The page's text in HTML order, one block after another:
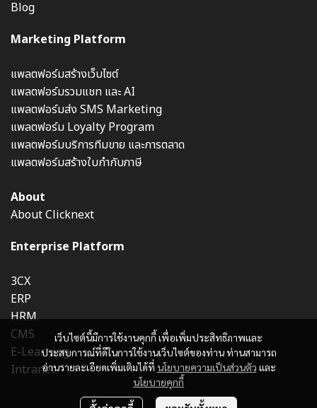
เว็บไซต์นี้มีการใช้งานคุกกี้ เพื่อเพิ่มประสิทธิภาพและ
ประสบการณ์ที่ดีในการใช้งานเว็บไซต์ของท่าน ท่านสามารถ
อ่านรายละเอียดเพิ่มเติมได้ที่ นโยบายความเป็นส่วนตัว และ
นโยบายคุกกี้
Blog
Marketing Platform
แพลตฟอร์มสร้างเว็บไซต์
แพลตฟอร์มรวมแชท และ AI
แพลตฟอร์มส่ง SMS Marketing
แพลตฟอร์ม Loyalty Program
แพลตฟอร์มบริการทีมขาย และการตลาด
แพลตฟอร์มสร้างใบกำกับภาษี
About
About Clicknext
Enterprise Platform
3CX
ERP
HRM
CMS
E-Learning
Intranet